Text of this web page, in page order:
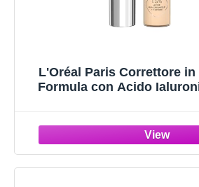
L'Oréal Paris Correttore
Formula con Acido